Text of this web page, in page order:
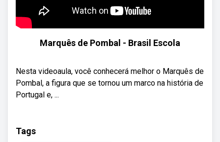
Marquês de Pombal - Brasil Escola
Nesta videoaula, você conhecerá melhor o Marquês de
Pombal, a figura que se tornou um marco na história de
Portugal e, ...
Tags